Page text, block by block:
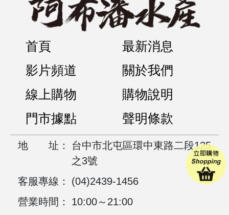
首頁
最新消息
影片頻道
關於我們
線上購物
購物說明
門市據點
聲明條款
地 址：
台中市北屯區環中東路二段125
之3號
客服專線：
(04)2439-1456
營業時間：
10:00～21:00